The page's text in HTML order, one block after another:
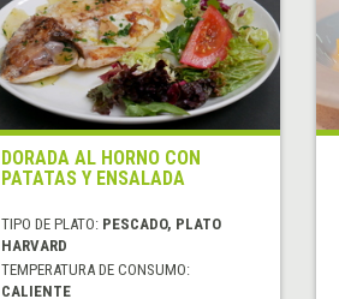
DORADA AL HORNO CON
PATATAS Y ENSALADA
TIPO DE PLATO: PESCADO, PLATO
HARVARD
TEMPERATURA DE CONSUMO:
CALIENTE